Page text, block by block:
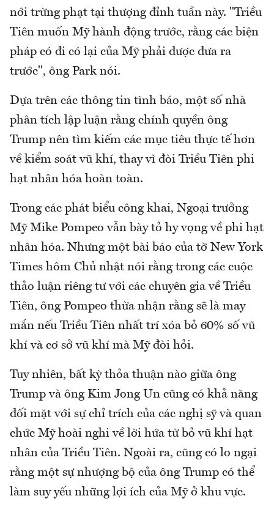
nới trừng phạt tại thượng đỉnh tuần này. "Triều
Tiên muốn Mỹ hành động trước, rằng các biện
pháp có đi có lại của Mỹ phải được đưa ra
trước", ông Park nói.
Dựa trên các thông tin tình báo, một số nhà
phân tích lập luận rằng chính quyền ông
Trump nên tìm kiếm các mục tiêu thực tế hơn
về kiểm soát vũ khí, thay vì đòi Triều Tiên phi
hạt nhân hóa hoàn toàn.
Trong các phát biểu công khai, Ngoại trưởng
Mỹ Mike Pompeo vẫn bày tỏ hy vọng về phi hạt
nhân hóa. Nhưng một bài báo của tờ New York
Times hôm Chủ nhật nói rằng trong các cuộc
thảo luận riêng tư với các chuyên gia về Triều
Tiên, ông Pompeo thừa nhận rằng sẽ là may
mắn nếu Triều Tiên nhất trí xóa bỏ 60% số vũ
khí và cơ sở vũ khí mà Mỹ đòi hỏi.
Tuy nhiên, bất kỳ thỏa thuận nào giữa ông
Trump và ông Kim Jong Un cũng có khả năng
đối mặt với sự chỉ trích của các nghị sỹ và quan
chức Mỹ hoài nghi về lời hứa từ bỏ vũ khí hạt
nhân của Triều Tiên. Ngoài ra, cũng có lo ngại
rằng một sự nhượng bộ của ông Trump có thể
làm suy yếu những lợi ích của Mỹ ở khu vực.